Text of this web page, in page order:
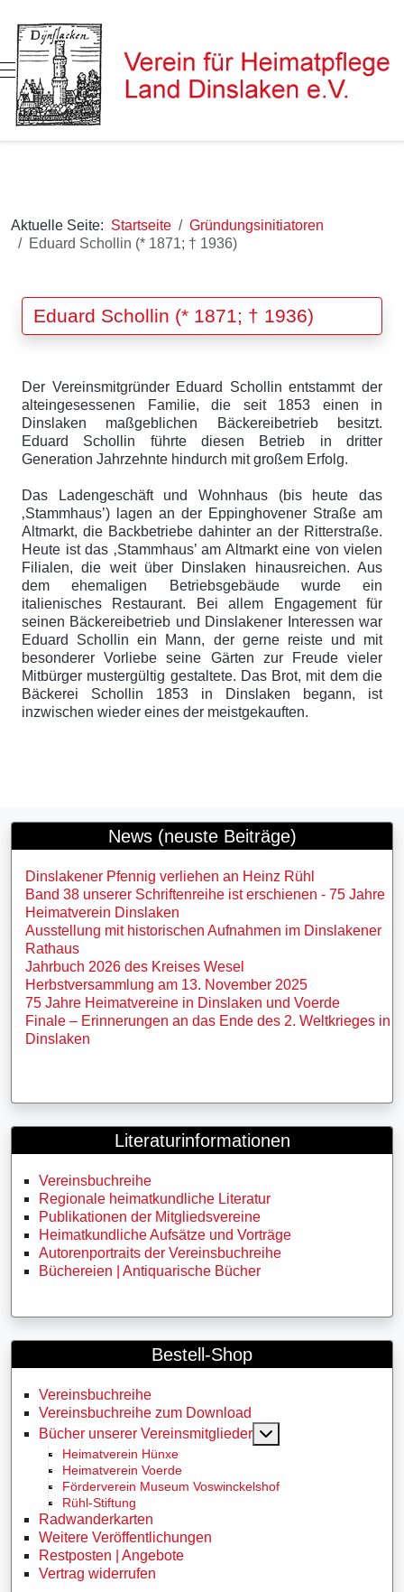
Mobile Menu Toggle
Aktuelle Seite: Startseite
Gründungsinitiatoren
Eduard Schollin (* 1871; † 1936)
Eduard Schollin (* 1871; † 1936)
Der Vereinsmitgründer Eduard Schollin entstammt der
alteingesessenen Familie, die seit 1853 einen in
Dinslaken maßgeblichen Bäckereibetrieb besitzt.
Eduard Schollin führte diesen Betrieb in dritter
Generation Jahrzehnte hindurch mit großem Erfolg.
Das Ladengeschäft und Wohnhaus (bis heute das
‚Stammhaus’) lagen an der Eppinghovener Straße am
Altmarkt, die Backbetriebe dahinter an der Ritterstraße.
Heute ist das ‚Stammhaus’ am Altmarkt eine von vielen
Filialen, die weit über Dinslaken hinausreichen. Aus
dem ehemaligen Betriebsgebäude wurde ein
italienisches Restaurant. Bei allem Engagement für
seinen Bäckereibetrieb und Dinslakener Interessen war
Eduard Schollin ein Mann, der gerne reiste und mit
besonderer Vorliebe seine Gärten zur Freude vieler
Mitbürger mustergültig gestaltete. Das Brot, mit dem die
Bäckerei Schollin 1853 in Dinslaken begann, ist
inzwischen wieder eines der meistgekauften.
News (neuste Beiträge)
Dinslakener Pfennig verliehen an Heinz Rühl
Band 38 unserer Schriftenreihe ist erschienen - 75 Jahre
Heimatverein Dinslaken
Ausstellung mit historischen Aufnahmen im Dinslakener
Rathaus
Jahrbuch 2026 des Kreises Wesel
Herbstversammlung am 13. November 2025
75 Jahre Heimatvereine in Dinslaken und Voerde
Finale – Erinnerungen an das Ende des 2. Weltkrieges in
Dinslaken
Literaturinformationen
Vereinsbuchreihe
Regionale heimatkundliche Literatur
Publikationen der Mitgliedsvereine
Heimatkundliche Aufsätze und Vorträge
Autorenportraits der Vereinsbuchreihe
Büchereien | Antiquarische Bücher
Bestell-Shop
Vereinsbuchreihe
Vereinsbuchreihe zum Download
Bücher unserer Vereinsmitglieder
Heimatverein Hünxe
Heimatverein Voerde
Förderverein Museum Voswinckelshof
Rühl-Stiftung
Radwanderkarten
Weitere Veröffentlichungen
Restposten | Angebote
Vertrag widerrufen